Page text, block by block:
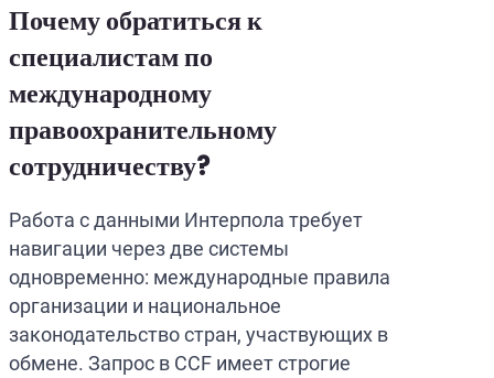
Почему обратиться к
специалистам по
международному
правоохранительному
сотрудничеству?
Работа с данными Интерпола требует
навигации через две системы
одновременно: международные правила
организации и национальное
законодательство стран, участвующих в
обмене. Запрос в CCF имеет строгие